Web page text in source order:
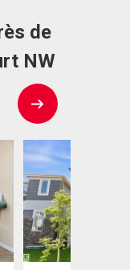
de
NW